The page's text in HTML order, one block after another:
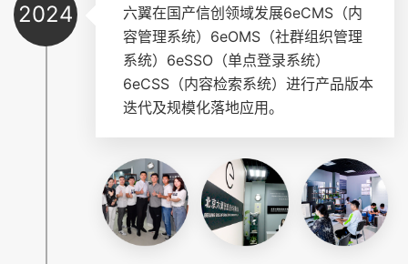
2024
六翼在国产信创领域发展6eCMS（内
容管理系统）6eOMS（社群组织管理
系统）6eSSO（单点登录系统）
6eCSS（内容检索系统）进行产品版本
迭代及规模化落地应用。